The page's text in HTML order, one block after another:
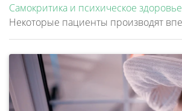
Самокритика и психическое здоровье